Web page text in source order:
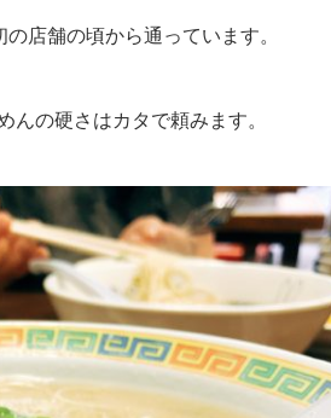
店舗の頃から通っています。
の硬さはカタで頼みます。